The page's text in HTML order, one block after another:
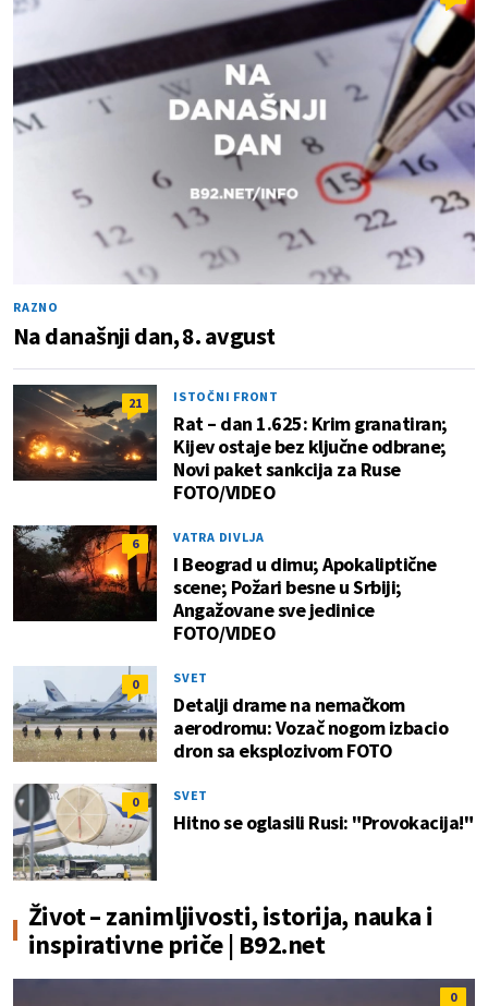
RAZNO
Na današnji dan, 8. avgust
21 ISTOČNI FRONT
Rat – dan 1.625: Krim granatiran;
Kijev ostaje bez ključne odbrane;
Novi paket sankcija za Ruse
FOTO/VIDEO
6 VATRA DIVLJA
I Beograd u dimu; Apokaliptične
scene; Požari besne u Srbiji;
Angažovane sve jedinice
FOTO/VIDEO
0 SVET
Detalji drame na nemačkom
aerodromu: Vozač nogom izbacio
dron sa eksplozivom FOTO
0 SVET
Hitno se oglasili Rusi: "Provokacija!"
Život – zanimljivosti, istorija, nauka i
inspirativne priče | B92.net
0